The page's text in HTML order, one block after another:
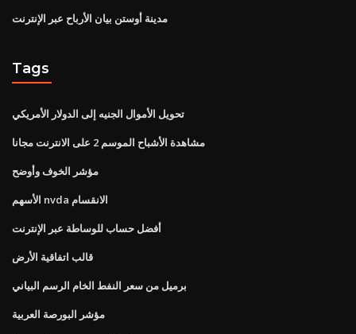
مدينة أوستن بيان الأرباح عبر الإنترنت
Tags
تحويل الأموال الجنيه إلى الدولار الأمريكي
مشاهدة الأشباح الموسم 2 على الانترنت مجانا
مؤشر الخوف وأوضح
الأسهم nvda الانقسام
أفضل حساب للوساطة عبر الإنترنت
قالب اتفاقية الأرض
برميل من سعر النفط الخام الرسم البياني
مؤشر البورصة العربية